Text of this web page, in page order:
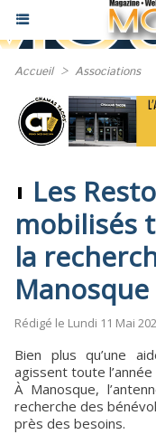
Accueil > Associations
Les
mobilisés
la
Manosque
Rédigé le Lundi 11 Mai
Bien plus qu’une
agissent toute
À Manosque,
recherche des
près des besoins.